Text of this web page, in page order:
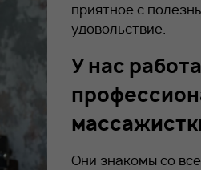
приятное с
удовольствие.
У нас
Они знакомы со